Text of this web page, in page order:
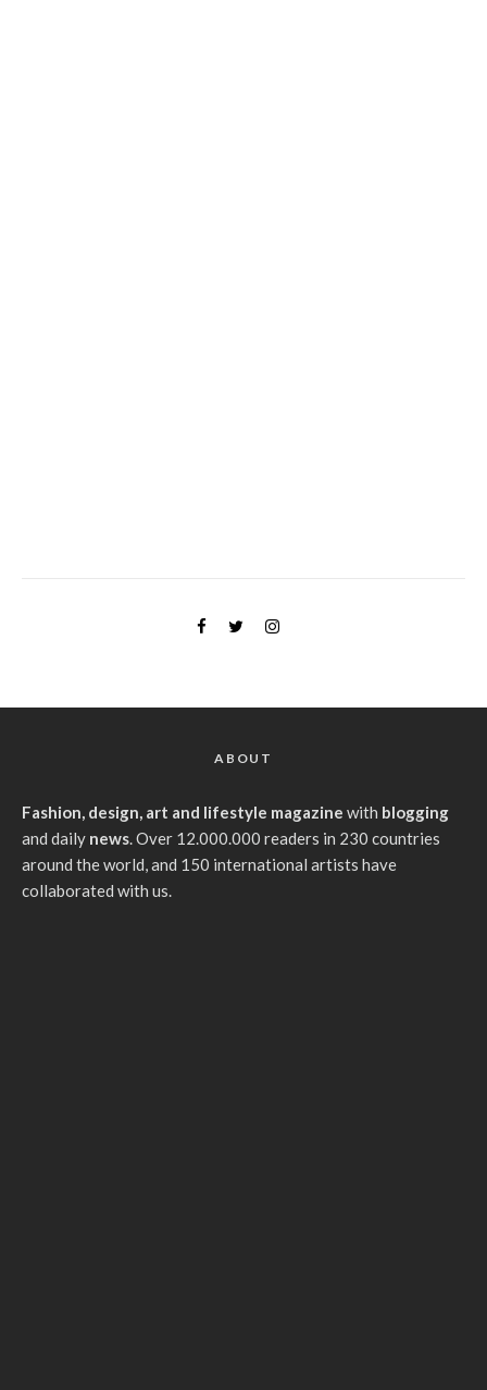
ABOUT
Fashion, design, art and lifestyle magazine with blogging
and daily news. Over 12.000.000 readers in 230 countries
around the world, and 150 international artists have
collaborated with us.